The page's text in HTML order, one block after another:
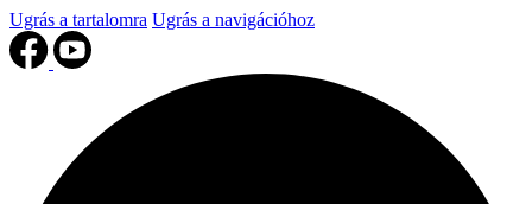
Ugrás a tartalomra Ugrás a navigációhoz